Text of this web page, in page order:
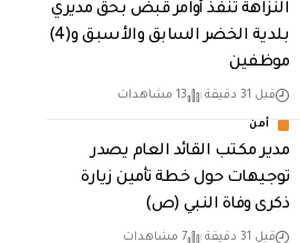
النزاهة تنفذ أوامر قبض بحق مديري
بلدية الخضر السابق والأسبق و(4)
موظفين
قبل 31 دقيقة 13 مشاهدات
أمن
مدير مكتب القائد العام يصدر
توجيهات حول خطة تأمين زيارة
ذكرى وفاة النبي (ص)
قبل 31 دقيقة 7 مشاهدات